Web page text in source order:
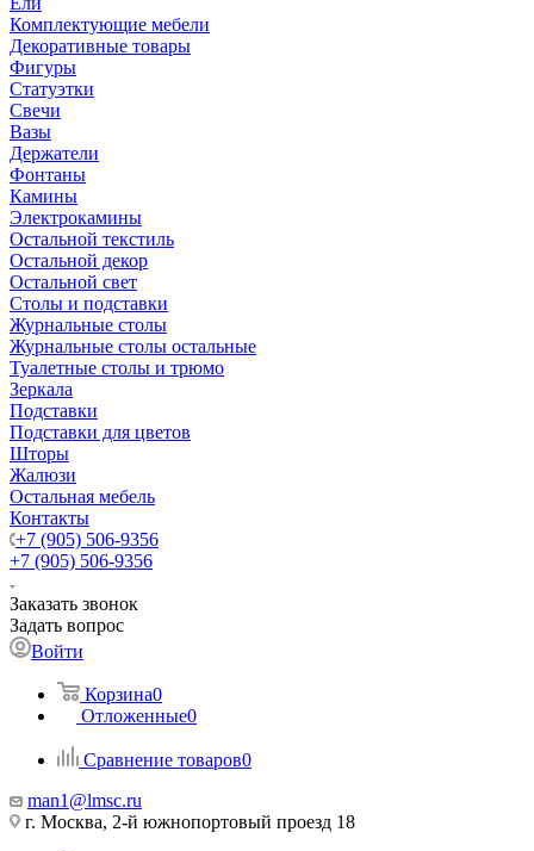
Комплектующие мебели
Декоративные товары
Фигуры
Статуэтки
Свечи
Вазы
Держатели
Фонтаны
Камины
Электрокамины
Остальной текстиль
Остальной декор
Остальной свет
Столы и подставки
Журнальные столы
Журнальные столы остальные
Туалетные столы и трюмо
Зеркала
Подставки
Подставки для цветов
Шторы
Жалюзи
Остальная мебель
Контакты
+7 (905) 506-9356
+7 (905) 506-9356
Заказать звонок
Задать вопрос
Войти
Корзина0
Отложенные0
Сравнение товаров0
man1@lmsc.ru
г. Москва, 2-й южнопортовый проезд 18